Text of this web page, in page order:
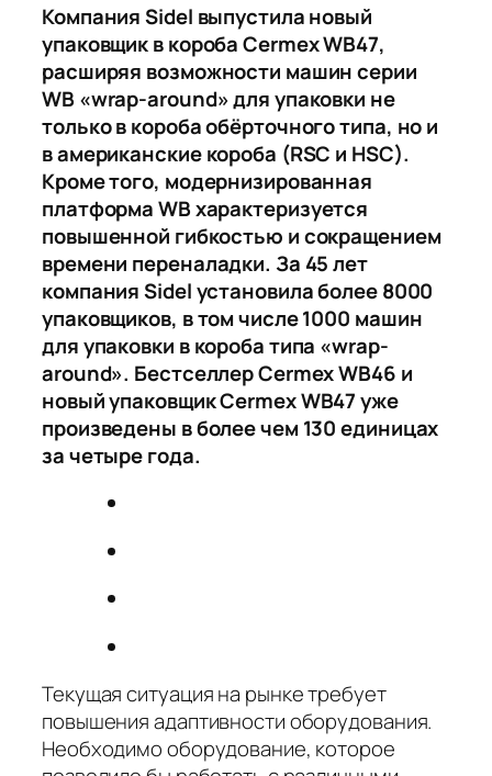
Компания Sidel выпустила новый
упаковщик в короба Cermex WB47,
расширяя возможности машин серии
WB «wrap-around» для упаковки не
только в короба обёрточного типа, но и
в американские короба (RSC и HSC).
Кроме того, модернизированная
платформа WB характеризуется
повышенной гибкостью и сокращением
времени переналадки. За 45 лет
компания Sidel установила более 8000
упаковщиков, в том числе 1000 машин
для упаковки в короба типа «wrap-
around». Бестселлер Cermex WB46 и
новый упаковщик Cermex WB47 уже
произведены в более чем 130 единицах
за четыре года.
Текущая ситуация на рынке требует
повышения адаптивности оборудования.
Необходимо оборудование, которое